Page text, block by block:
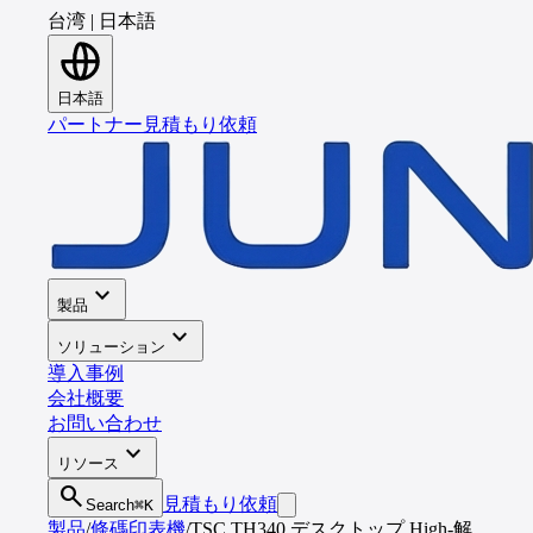
台湾 | 日本語
日本語
パートナー 見積もり依頼
製品 expand_more
ソリューション expand_more
導入事例
会社概要
お問い合わせ
リソース expand_more
search Search⌘K
見積もり依頼
製品/條碼印表機/TSC TH340 デスクトップ High-解